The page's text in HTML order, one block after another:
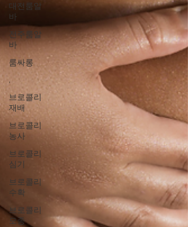
대전룸알
바
전주룸알
바
룸싸롱
,
브로콜리
재배
브로콜리
농사
브로콜리
심기
브로콜리
수확
브로콜리
모종